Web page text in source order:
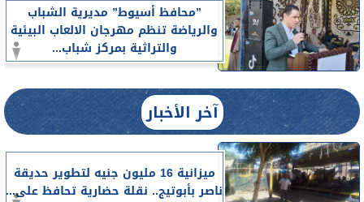
”محافظ أسيوط” مديرية الشباب
والرياضة تنظم مهرجان الالعاب البيئية
والتراثية بمركز شباب...
آخر الأخبار
ميزانية 16 مليون جنيه لتطوير حديقة
ناصر بأبوتيج.. نقلة حضارية تحافظ على...